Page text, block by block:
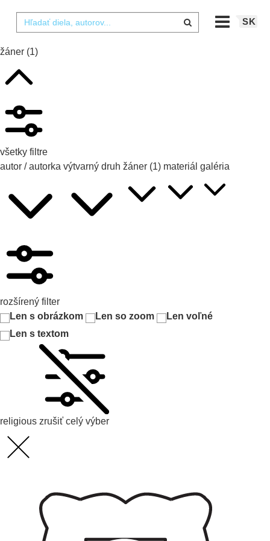
SK
žáner (1)
všetky filtre
autor / autorka výtvarný druh žáner (1) materiál galéria
rozšírený filter
Len s obrázkom
Len so zoom
Len voľné
Len s textom
religious zrušiť celý výber